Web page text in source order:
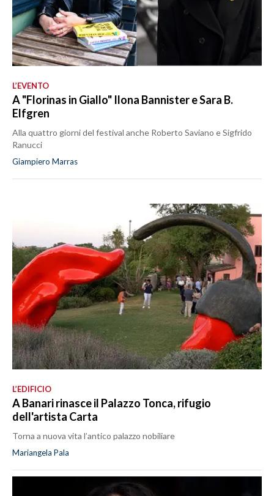
L’EVENTO
A "Florinas in Giallo" Ilona Bannister e Sara B.
Elfgren
Alla quattro giorni del festival anche Roberto Saviano e Sigfrido
Ranucci
Giampiero Marras
L’EDIFICIO
A Banari rinasce il Palazzo Tonca, rifugio
dell'artista Carta
Torna a nuova vita l’antico palazzo nobiliare
Mariangela Pala